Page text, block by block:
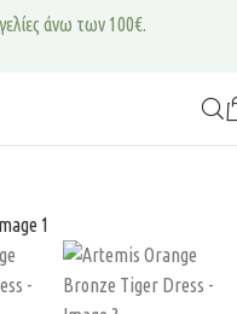
άνω των 100€.